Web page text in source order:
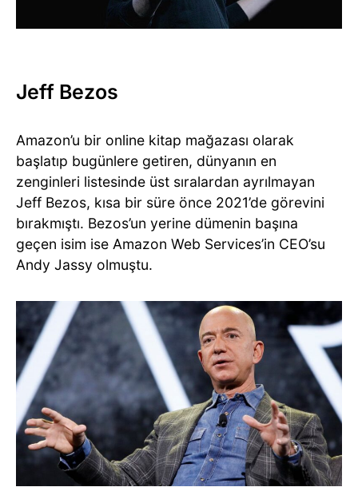
Jeff Bezos
Amazon’u bir online kitap mağazası olarak
başlatıp bugünlere getiren, dünyanın en
zenginleri listesinde üst sıralardan ayrılmayan
Jeff Bezos, kısa bir süre önce 2021’de görevini
bırakmıştı. Bezos’un yerine dümenin başına
geçen isim ise Amazon Web Services’in CEO’su
Andy Jassy olmuştu.